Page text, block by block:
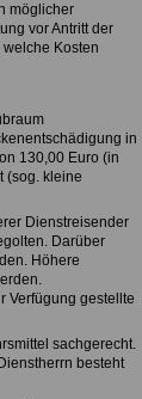
möglicher
vor Antritt der
Kosten
in
130,00 Euro (in
(sog. kleine
Dienstreisender
Darüber
Höhere
Verfügung gestellte
sachgerecht.
besteht